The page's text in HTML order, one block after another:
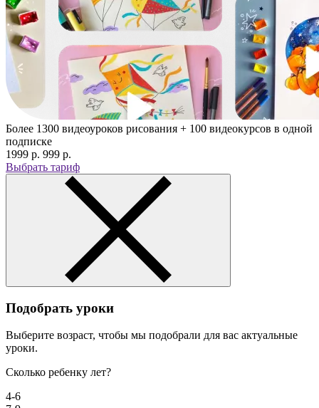
Более 1300 видеоуроков рисования + 100 видеокурсов в одной
подписке
1999 p. 999 p.
Выбрать тариф
Подобрать уроки
Выберите возраст, чтобы мы подобрали для вас актуальные
уроки.
Сколько ребенку лет?
4-6